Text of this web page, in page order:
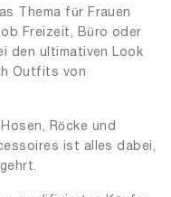
Thema für Frauen
ob Freizeit, Büro oder
den ultimativen Look
Outfits von
Röcke und
ist alles dabei,